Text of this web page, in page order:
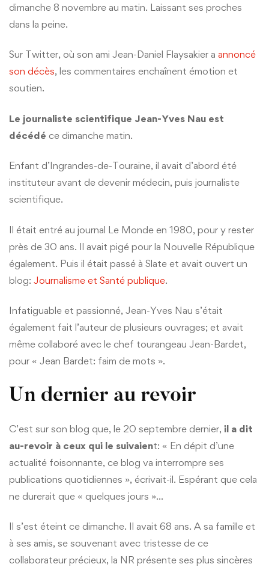
dimanche 8 novembre au matin. Laissant ses proches
dans la peine.
Sur Twitter, où son ami Jean-Daniel Flaysakier a annoncé
son décès, les commentaires enchaînent émotion et
soutien.
Le journaliste scientifique Jean-Yves Nau est
décédé ce dimanche matin.
Enfant d’Ingrandes-de-Touraine, il avait d’abord été
instituteur avant de devenir médecin, puis journaliste
scientifique.
Il était entré au journal Le Monde en 1980, pour y rester
près de 30 ans. Il avait pigé pour la Nouvelle République
également. Puis il était passé à Slate et avait ouvert un
blog: Journalisme et Santé publique.
Infatiguable et passionné, Jean-Yves Nau s’était
également fait l’auteur de plusieurs ouvrages; et avait
même collaboré avec le chef tourangeau Jean-Bardet,
pour « Jean Bardet: faim de mots ».
Un dernier au revoir
C’est sur son blog que, le 20 septembre dernier, il a dit
au-revoir à ceux qui le suivaient: « En dépit d’une
actualité foisonnante, ce blog va interrompre ses
publications quotidiennes », écrivait-il. Espérant que cela
ne durerait que « quelques jours »…
Il s’est éteint ce dimanche. Il avait 68 ans. A sa famille et
à ses amis, se souvenant avec tristesse de ce
collaborateur précieux, la NR présente ses plus sincères